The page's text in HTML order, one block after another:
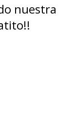
nuestra